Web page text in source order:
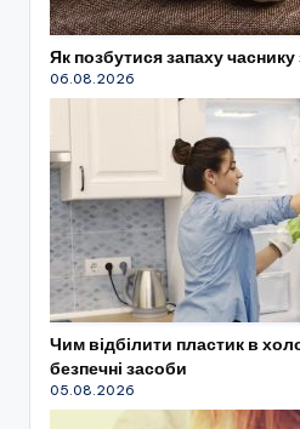
Як позбутися запаху
06.08.2026
Чим відбілити пластик в
безпечні засоби
05.08.2026